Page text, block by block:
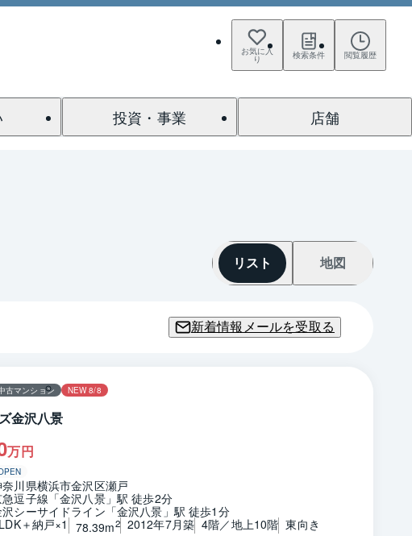
お気に入
り 検索条件 閲覧履歴
投資・事業 店舗
リスト 地図
新着情報メールを受取る
古マンション NEW 8/8
金沢八景
万円
川県横浜市金沢区瀬戸
逗子線「金沢八景」駅 徒歩2分
シーサイドライン「金沢八景」駅 徒歩1分
＋納戸×1
78.39m2 2012年7月築 4階／地上10階 東向き